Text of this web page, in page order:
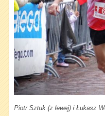
Piotr Sztuk (z lewej) i Łukasz